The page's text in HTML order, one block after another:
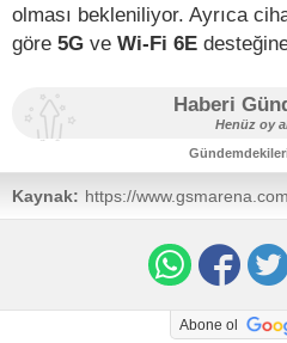
olması bekleniliyor. Ayrıca
göre 5G ve Wi-Fi 6E
Haberi
Henüz oy
Kaynak: https://
news-54841.php
Abone ol